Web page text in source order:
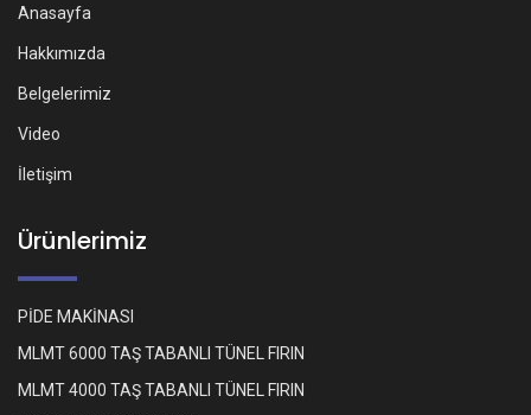
Anasayfa
Hakkımızda
Belgelerimiz
Video
İletişim
Ürünlerimiz
PİDE MAKİNASI
MLMT 6000 TAŞ TABANLI TÜNEL FIRIN
MLMT 4000 TAŞ TABANLI TÜNEL FIRIN